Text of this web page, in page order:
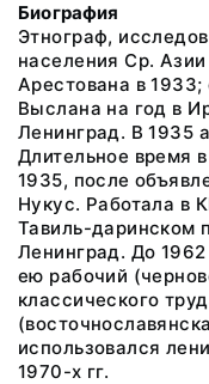
Биография
Этнограф,
населения Ср.
Арестована в 1933;
Выслана на год в
Ленинград. В 1935
Длительное время
1935, после
Нукус. Работала в
Тавиль-даринском
Ленинград. До
ею рабочий
классического
использовался
1970-х гг.